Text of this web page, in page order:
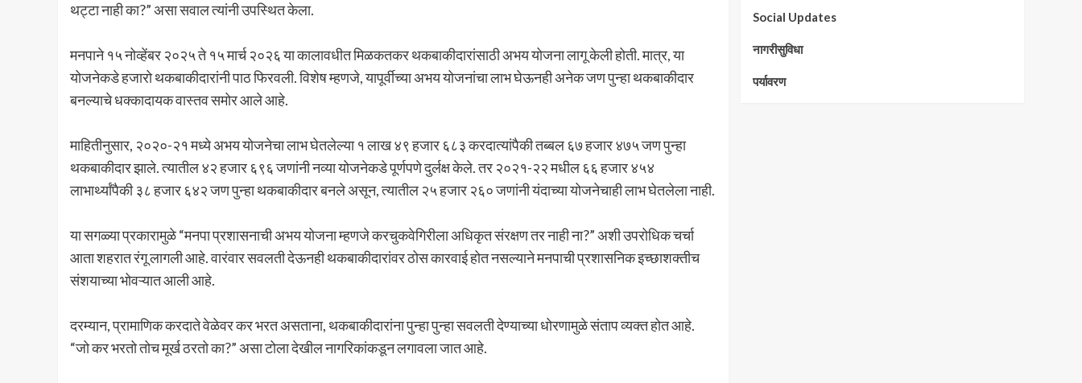
थट्टा नाही का?” असा सवाल त्यांनी उपस्थित केला.
मनपाने १५ नोव्हेंबर २०२५ ते १५ मार्च २०२६ या कालावधीत मिळकतकर थकबाकीदारांसाठी अभय योजना लागू केली होती. मात्र, या
योजनेकडे हजारो थकबाकीदारांनी पाठ फिरवली. विशेष म्हणजे, यापूर्वीच्या अभय योजनांचा लाभ घेऊनही अनेक जण पुन्हा थकबाकीदार
बनल्याचे धक्कादायक वास्तव समोर आले आहे.
माहितीनुसार, २०२०-२१ मध्ये अभय योजनेचा लाभ घेतलेल्या १ लाख ४९ हजार ६८३ करदात्यांपैकी तब्बल ६७ हजार ४७५ जण पुन्हा
थकबाकीदार झाले. त्यातील ४२ हजार ६९६ जणांनी नव्या योजनेकडे पूर्णपणे दुर्लक्ष केले. तर २०२१-२२ मधील ६६ हजार ४५४
लाभार्थ्यांपैकी ३८ हजार ६४२ जण पुन्हा थकबाकीदार बनले असून, त्यातील २५ हजार २६० जणांनी यंदाच्या योजनेचाही लाभ घेतलेला नाही.
या सगळ्या प्रकारामुळे “मनपा प्रशासनाची अभय योजना म्हणजे करचुकवेगिरीला अधिकृत संरक्षण तर नाही ना?” अशी उपरोधिक चर्चा
आता शहरात रंगू लागली आहे. वारंवार सवलती देऊनही थकबाकीदारांवर ठोस कारवाई होत नसल्याने मनपाची प्रशासनिक इच्छाशक्तीच
संशयाच्या भोवऱ्यात आली आहे.
दरम्यान, प्रामाणिक करदाते वेळेवर कर भरत असताना, थकबाकीदारांना पुन्हा पुन्हा सवलती देण्याच्या धोरणामुळे संताप व्यक्त होत आहे.
“जो कर भरतो तोच मूर्ख ठरतो का?” असा टोला देखील नागरिकांकडून लगावला जात आहे.
Social Updates
नागरीसुविधा
पर्यावरण